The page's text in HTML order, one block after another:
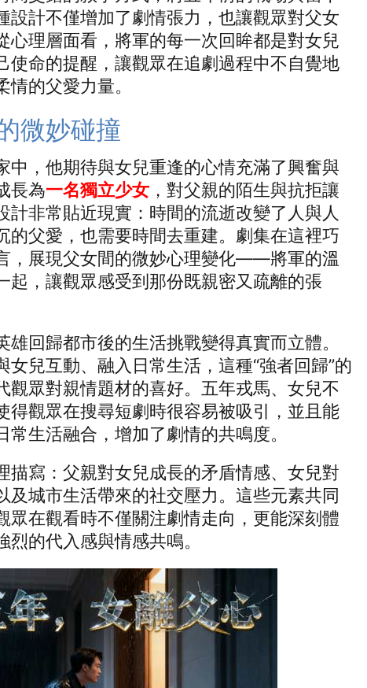
設計不僅增加了劇情張力，也讓觀眾對父女
心理層面看，將軍的每一次回眸都是對女兒
使命的提醒，讓觀眾在追劇過程中不自覺地
的父愛力量。
微妙碰撞
中，他期待與女兒重逢的心情充滿了興奮與
長為一名獨立少女 ，對父親的陌生與抗拒讓
計非常貼近現實：時間的流逝改變了人與人
的父愛，也需要時間去重建。劇集在這裡巧
，展現父女間的微妙心理變化——將軍的溫
起，讓觀眾感受到那份既親密又疏離的張
回歸都市後的生活挑戰變得真實而立體。
兒互動、融入日常生活，這種“強者回歸”的
觀眾對親情題材的喜好。五年戎馬、女兒不
得觀眾在搜尋短劇時很容易被吸引，並且能
生活融合，增加了劇情的共鳴度。
描寫：父親對女兒成長的矛盾情感、女兒對
及城市生活帶來的社交壓力。這些元素共同
眾在觀看時不僅關注劇情走向，更能深刻體
的代入感與情感共鳴。